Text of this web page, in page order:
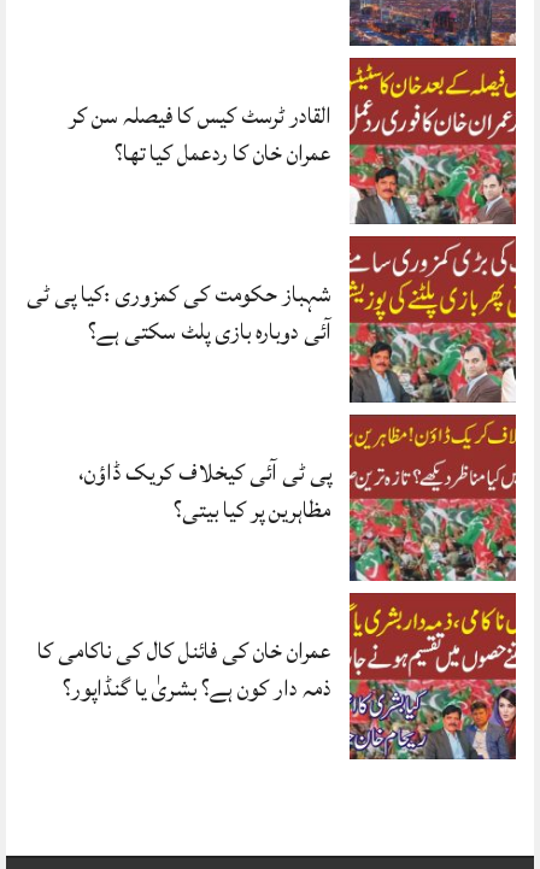
القادر ٹرسٹ کیس کا فیصلہ سن کر
عمران خان کا ردعمل کیا تھا؟
شہباز حکومت کی کمزوری :کیا پی ٹی
آئی دوبارہ بازی پلٹ سکتی ہے؟
پی ٹی آئی کیخلاف کریک ڈاؤن،
مظاہرین پر کیا بیتی؟
عمران خان کی فائنل کال کی ناکامی کا
ذمہ دار کون ہے؟ بشریٰ یا گنڈاپور؟